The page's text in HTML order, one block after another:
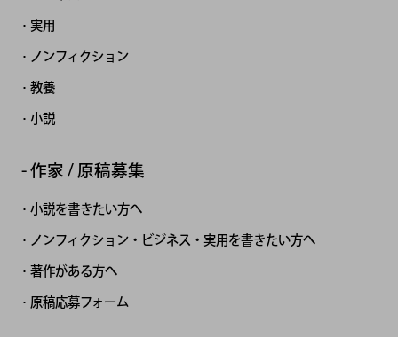
実用
ノンフィクション
教養
小説
作家 / 原稿募集
小説を書きたい方へ
ノンフィクション・ビジネス・実用を書きたい方へ
著作がある方へ
原稿応募フォーム